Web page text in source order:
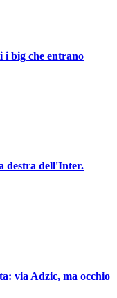
i big che entrano
destra dell'Inter.
via Adzic, ma occhio